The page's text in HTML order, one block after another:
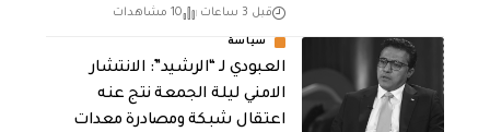
قبل 3 ساعات 10 مشاهدات
سياسة
العبودي لـ “الرشيد”: الانتشار
الامني ليلة الجمعة نتج عنه
اعتقال شبكة ومصادرة معدات